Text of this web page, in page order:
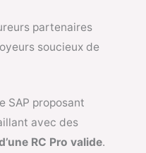
partenaires
soucieux de
SAP proposant
avec des
RC Pro valide.